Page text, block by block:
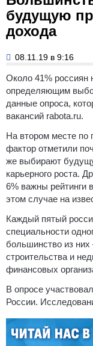
будущую
дохода
08.11.19 в 9:16
Около 41% россиян
определяющим
данные опроса,
вакансий rabota.ru.
На втором месте по
фактор отметили
же выбирают
карьерного роста.
6% важны рейтинги
этом случае на
Каждый пятый
специальности
большинство из
строительства и
финансовых
В опросе
России.